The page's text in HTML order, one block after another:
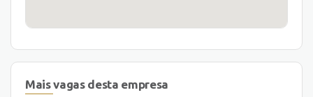
Mais vagas desta empresa